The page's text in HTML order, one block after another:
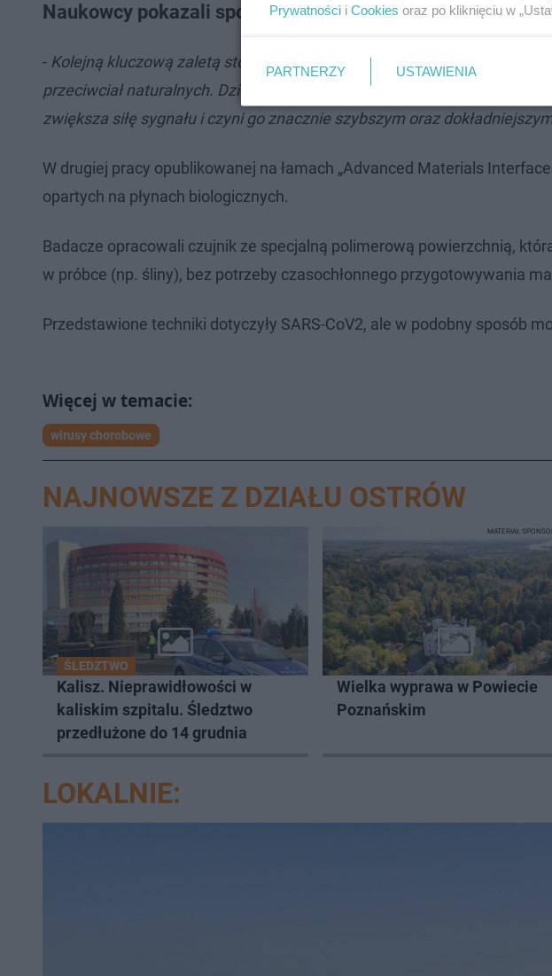
Naukowcy pokazali sposób na ulepszenie testów opartych
- Kolejną kluczową zaletą stosowania syntetycznych przeciwciał jest ich
przeciwciał naturalnych. Dzięki temu proces rozpoznawania wirusa
zwiększa siłę sygnału i czyni go znacznie szybszym oraz
W drugiej pracy opublikowanej na łamach „Advanced Materials
opartych na płynach biologicznych.
Badacze opracowali czujnik ze specjalną polimerową powierzchnią,
w próbce (np. śliny), bez potrzeby czasochłonnego przygotowywania
Przedstawione techniki dotyczyły SARS-CoV2, ale w podobny sposób
wirusy chorobowe
NAJNOWSZE Z DZIAŁU OSTRÓW
ŚLEDZTWO
Kalisz. Nieprawidłowości w
kaliskim szpitalu. Śledztwo
przedłużone do 14 grudnia
Wielka wyprawa w Powiecie
Poznańskim
MATERIAŁ
LOKALNIE:
Prywatności i Cookies oraz po kliknięciu w
PARTNERZY USTAWIENIA